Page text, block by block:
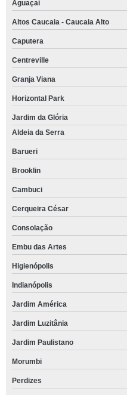
Aguaçaí
Altos Caucaia - Caucaia Alto
Caputera
Centreville
Granja Viana
Horizontal Park
Jardim da Glória
Aldeia da Serra
Barueri
Brooklin
Cambuci
Cerqueira César
Consolação
Embu das Artes
Higienópolis
Indianópolis
Jardim América
Jardim Luzitânia
Jardim Paulistano
Morumbi
Perdizes